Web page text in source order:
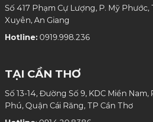
Số 417 Phạm Cự Lượng, P. Mỹ Phước,
Xuyên, An Giang
Hotline: 0919.998.236
TẠI CẦN THƠ
Số 13-14, Đường Số 9, KDC Miền
Phú, Quận Cái Răng, TP Cần Thơ